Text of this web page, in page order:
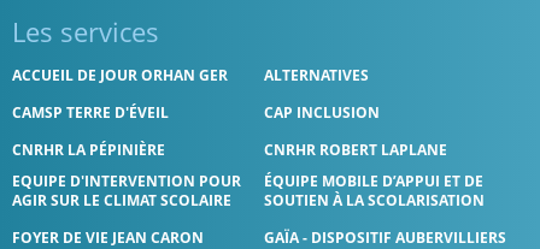
Les services
ACCUEIL DE JOUR ORHAN GER
ALTERNATIVES
CAMSP TERRE D'ÉVEIL
CAP INCLUSION
CNRHR LA PÉPINIÈRE
CNRHR ROBERT LAPLANE
EQUIPE D'INTERVENTION POUR
AGIR SUR LE CLIMAT SCOLAIRE
ÉQUIPE MOBILE D’APPUI ET DE
SOUTIEN À LA SCOLARISATION
FOYER DE VIE JEAN CARON
GAÏA - DISPOSITIF AUBERVILLIERS